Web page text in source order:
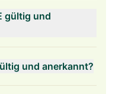
gültig und
und anerkannt?